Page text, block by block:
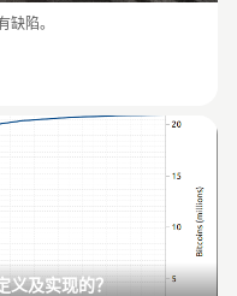
陷。
义及实现的？